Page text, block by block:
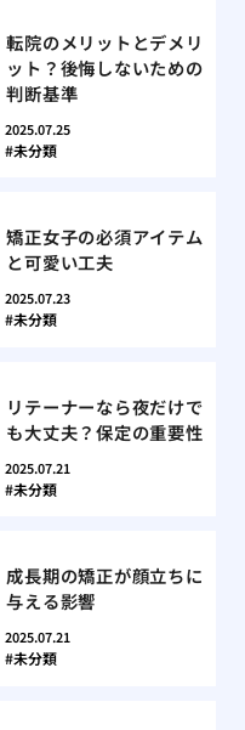
転院のメリットとデメリ
ット？後悔しないための
判断基準
2025.07.25
未分類
矯正女子の必須アイテム
と可愛い工夫
2025.07.23
未分類
リテーナーなら夜だけで
も大丈夫？保定の重要性
2025.07.21
未分類
成長期の矯正が顔立ちに
与える影響
2025.07.21
未分類